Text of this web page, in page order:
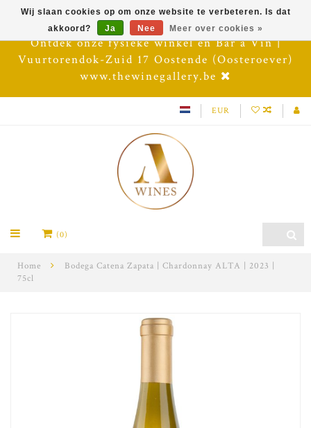
Ontdek onze fysieke winkel en Bar à Vin |
Vuurtorendok-Zuid 17 Oostende (Oosteroever)
www.thewinegallery.be
EUR
(0)
Home
Bodega Catena Zapata | Chardonnay ALTA | 2023 |
75cl
Wij slaan cookies op om onze website te verbeteren. Is dat
akkoord?
Ja Nee Meer over cookies »